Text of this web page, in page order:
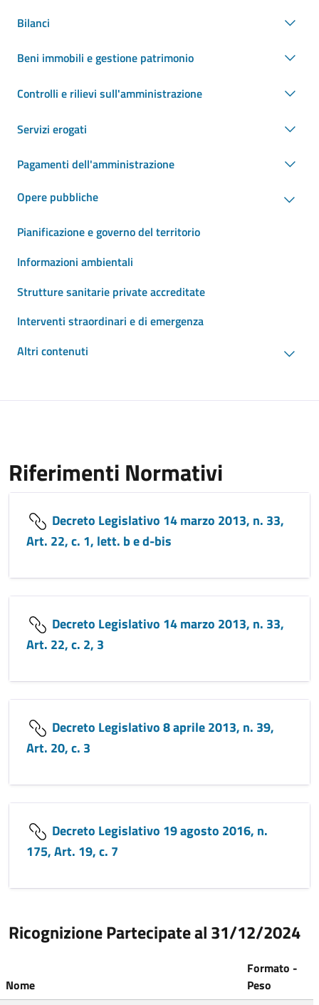
Bilanci
Beni immobili e gestione patrimonio
Controlli e rilievi sull'amministrazione
Servizi erogati
Pagamenti dell'amministrazione
Opere pubbliche
Pianificazione e governo del territorio
Informazioni ambientali
Strutture sanitarie private accreditate
Interventi straordinari e di emergenza
Altri contenuti
Riferimenti Normativi
Decreto Legislativo 14 marzo 2013, n. 33,
Art. 22, c. 1, lett. b e d-bis
Decreto Legislativo 14 marzo 2013, n. 33,
Art. 22, c. 2, 3
Decreto Legislativo 8 aprile 2013, n. 39,
Art. 20, c. 3
Decreto Legislativo 19 agosto 2016, n.
175, Art. 19, c. 7
Ricognizione Partecipate al 31/12/2024
Nome
Formato -
Peso